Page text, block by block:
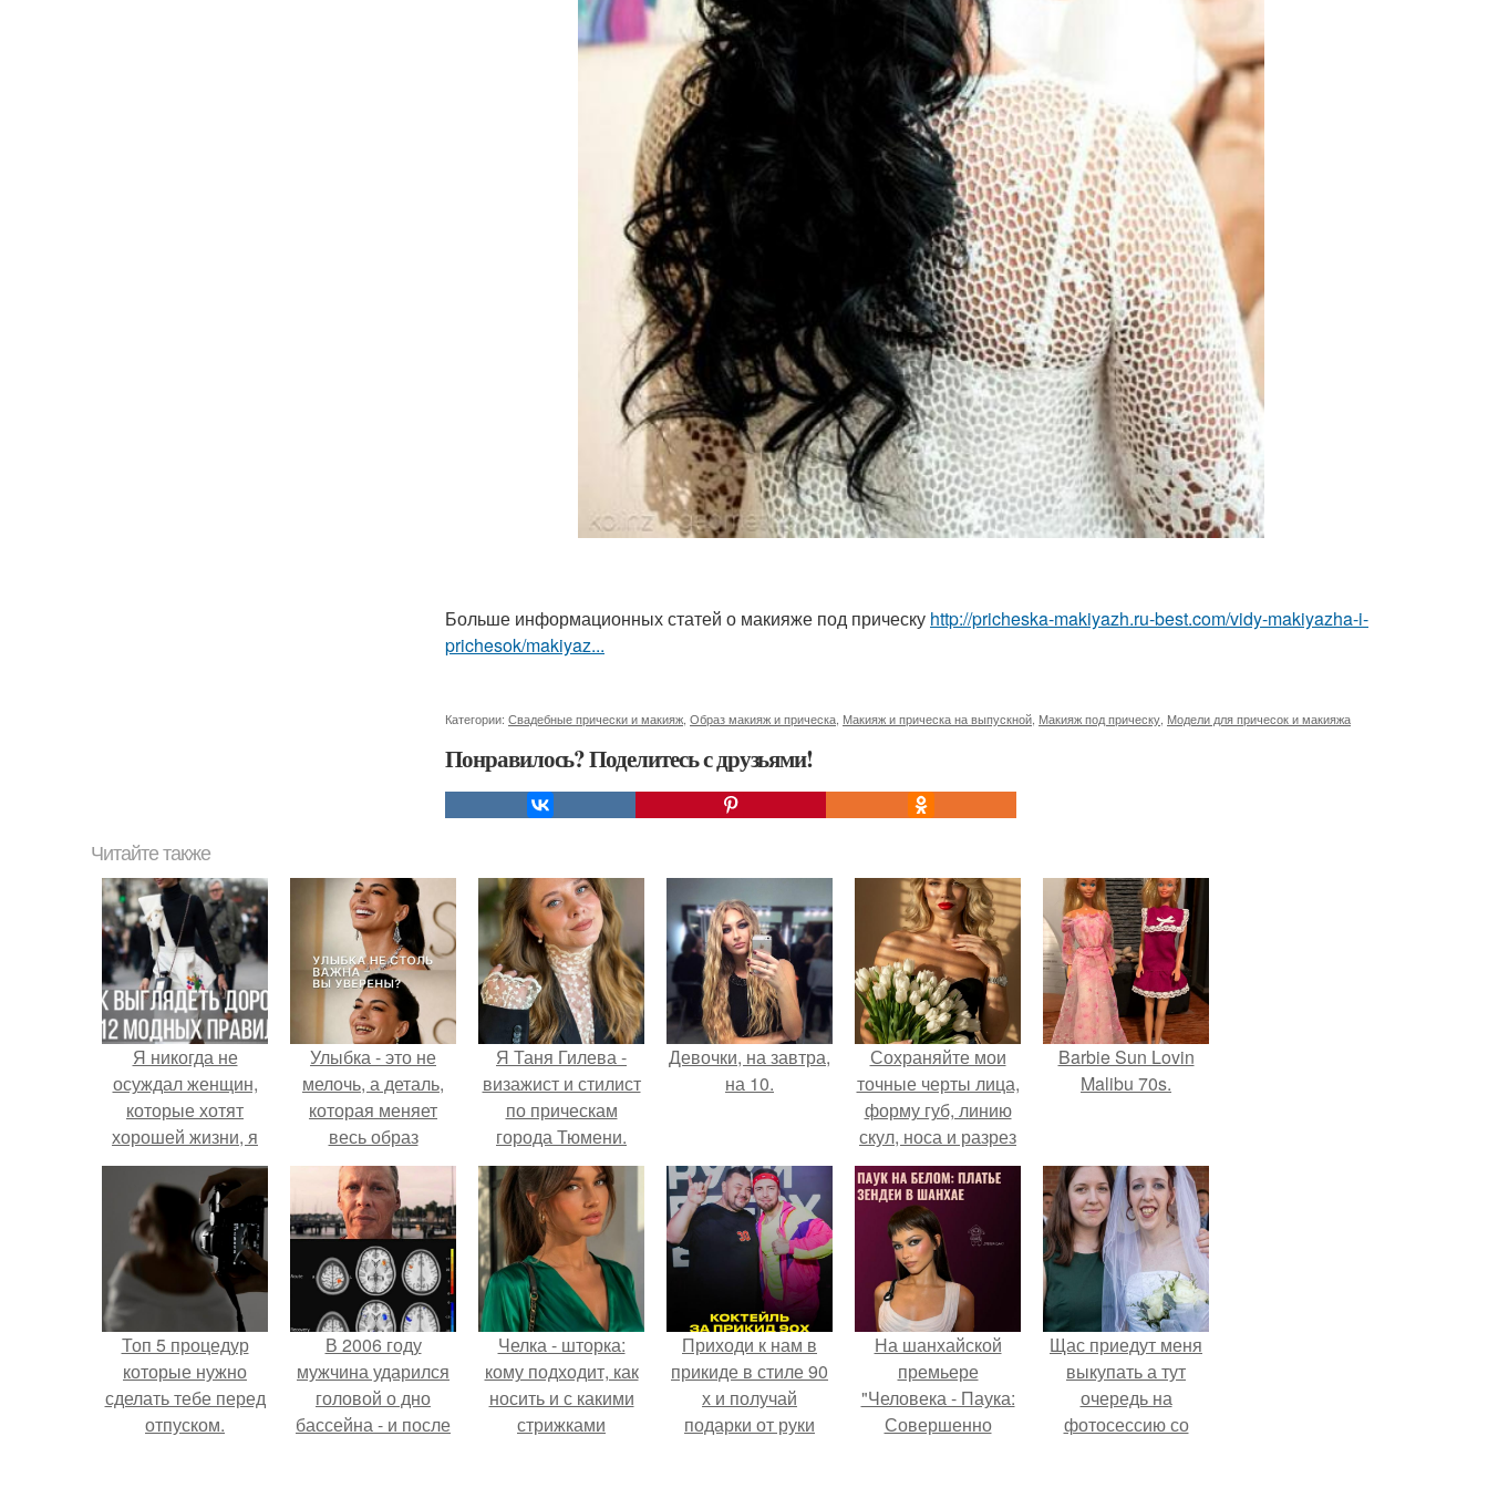
Больше информационных статей о макияже под прическу http://pricheska-makiyazh.ru-best.com/vidy-makiyazha-i-
prichesok/makiyaz...
Категории: Свадебные прически и макияж Образ макияж и прическа Макияж и прическа на выпускной Макияж под прическу Модели для причесок и макияжа
Понравилось? Поделитесь с друзьями!
Читайте также
Я никогда не
осуждал женщин,
которые хотят
хорошей жизни, я
лишь не понимал
мужчин, которые
жалуются, что
женщинам нужны
только деньги ….
Улыбка - это не
мелочь, а деталь,
которая меняет
весь образ
человека.
Я Таня Гилева -
визажист и стилист
по прическам
города Тюмени.
Девочки, на завтра,
на 10.
Сохраняйте мои
точные черты лица,
форму губ, линию
скул, носа и разрез
глаз.
Barbie Sun Lovin
Malibu 70s.
Топ 5 процедур
которые нужно
сделать тебе перед
отпуском.
В 2006 году
мужчина ударился
головой о дно
бассейна - и после
Челка - шторка:
кому подходит, как
носить и с какими
стрижками
Приходи к нам в
прикиде в стиле 90
х и получай
подарки от руки
На шанхайской
премьере
"Человека - Паука:
Совершенно
Щас приедут меня
выкупать а тут
очередь на
фотосессию со